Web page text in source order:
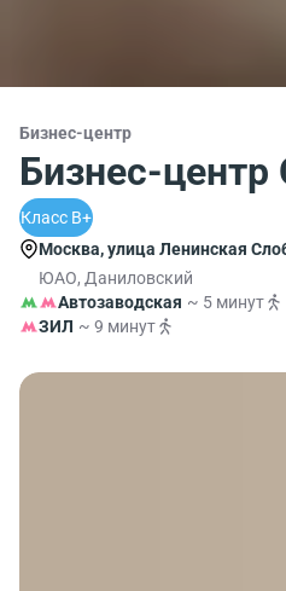
Бизнес-центр
Бизнес-центр
Класс B+
Москва, улица Ленинская
ЮАО, Даниловский
Автозаводская ~ 5 минут
ЗИЛ ~ 9 минут